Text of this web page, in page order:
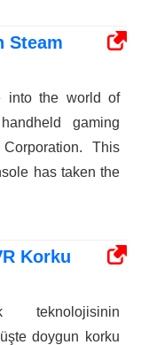
Steam
into the world of
gaming
This
has taken the
Korku
teknolojisinin
doygun korku